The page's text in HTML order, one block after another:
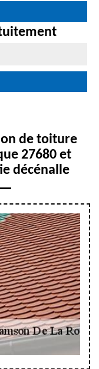
de toiture
27680 et
décénalle